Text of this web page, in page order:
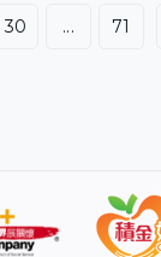
政府監管的客觀標
「長者司機人數都
員會報告最新進展
實新措施。
30 ... 71